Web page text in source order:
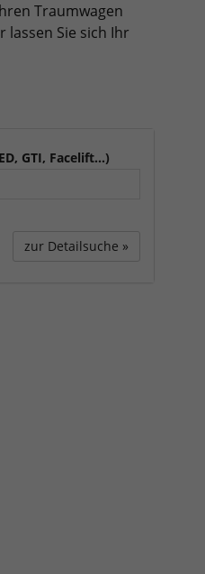
Traumwagen
lassen Sie sich Ihr
GTI, Facelift...)
zur Detailsuche »